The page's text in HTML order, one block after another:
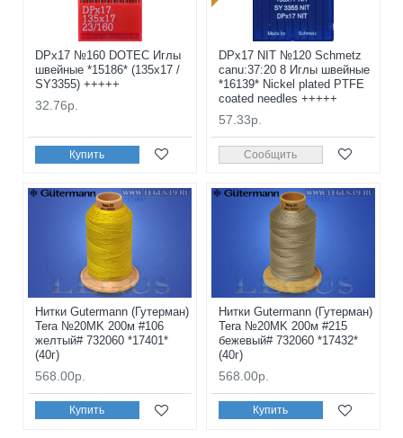
DPx17 №160 DOTEC Иглы
швейные *15186* (135x17 /
SY3355) +++++
32.76р.
Купить
DPx17 NIT №120 Schmetz
canu:37:20 8 Иглы швейные
*16139* Nickel plated PTFE
coated needles +++++
57.33р.
Сообщить
Нитки Gutermann (Гутерман)
Tera №20MK 200м #106
желтый# 732060 *17401*
(40г)
568.00р.
Купить
Нитки Gutermann (Гутерман)
Tera №20MK 200м #215
бежевый# 732060 *17432*
(40г)
568.00р.
Купить